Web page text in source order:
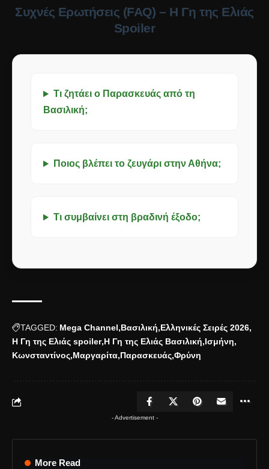
Συχνές Ερωτήσεις (FAQ) – Η Γη της Ελιάς
Spoiler
Τι ζητάει ο Παρασκευάς από τη
Βασιλική;
Ποιος βλέπει το ζευγάρι στην Αθήνα;
Τι συμβαίνει στη βραδινή έξοδο;
TAGGED: Mega Channel Βασιλική Ελληνικές Σειρές 2026
Η Γη της Ελιάς spoiler Η Γη της Ελιάς Βασιλική Ισμήνη
Κωνσταντίνος Μαργαρίτα Παρασκευάς Φρύνη
- Advertisement -
More Read